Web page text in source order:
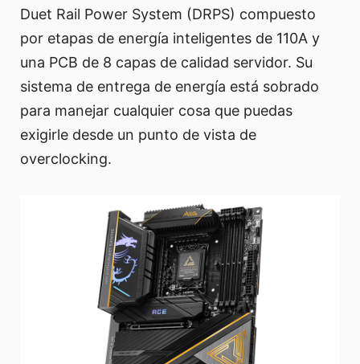
Duet Rail Power System (DRPS) compuesto
por etapas de energía inteligentes de 110A y
una PCB de 8 capas de calidad servidor. Su
sistema de entrega de energía está sobrado
para manejar cualquier cosa que puedas
exigirle desde un punto de vista de
overclocking.